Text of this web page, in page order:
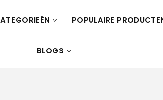
POPULAIRE
BLOGS